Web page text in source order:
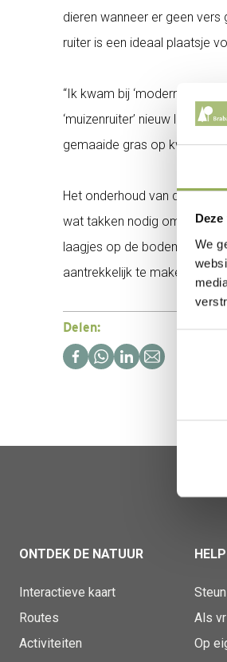
We
dieren wanneer er geen
ruiter is een ideaal plaatsje
“Ik kwam bij ‘moderne’
‘muizenruiter’ nieuw leven
gemaaide gras op kwijt en
Het onderhoud van de
wat takken nodig om een
laagjes op de bodem. Aan
aantrekkelijk te maken kun
Delen:
ONTDEK DE NATUUR
Interactieve kaart
Routes
Activiteiten
Als
Op